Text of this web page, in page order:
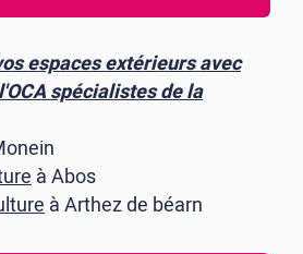
espaces extérieurs avec
spécialistes de la
à Abos
à Arthez de béarn